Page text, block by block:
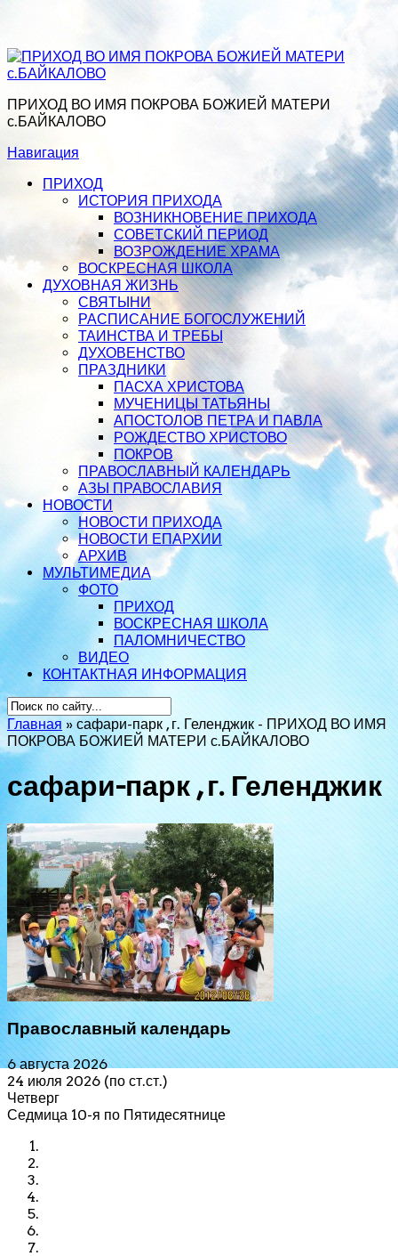
ПРИХОД ВО ИМЯ ПОКРОВА БОЖИЕЙ МАТЕРИ
с.БАЙКАЛОВО
Навигация
ПРИХОД
ИСТОРИЯ ПРИХОДА
ВОЗНИКНОВЕНИЕ ПРИХОДА
СОВЕТСКИЙ ПЕРИОД
ВОЗРОЖДЕНИЕ ХРАМА
ВОСКРЕСНАЯ ШКОЛА
ДУХОВНАЯ ЖИЗНЬ
СВЯТЫНИ
РАСПИСАНИЕ БОГОСЛУЖЕНИЙ
ТАИНСТВА И ТРЕБЫ
ДУХОВЕНСТВО
ПРАЗДНИКИ
ПАСХА ХРИСТОВА
МУЧЕНИЦЫ ТАТЬЯНЫ
АПОСТОЛОВ ПЕТРА И ПАВЛА
РОЖДЕСТВО ХРИСТОВО
ПОКРОВ
ПРАВОСЛАВНЫЙ КАЛЕНДАРЬ
АЗЫ ПРАВОСЛАВИЯ
НОВОСТИ
НОВОСТИ ПРИХОДА
НОВОСТИ ЕПАРХИИ
АРХИВ
МУЛЬТИМЕДИА
ФОТО
ПРИХОД
ВОСКРЕСНАЯ ШКОЛА
ПАЛОМНИЧЕСТВО
ВИДЕО
КОНТАКТНАЯ ИНФОРМАЦИЯ
Главная »сафари-парк , г. Геленджик - ПРИХОД ВО ИМЯ
ПОКРОВА БОЖИЕЙ МАТЕРИ с.БАЙКАЛОВО
сафари-парк , г. Геленджик
Православный календарь
6 августа 2026
24 июля 2026 (по ст.ст.)
Четверг
Седмица 10-я по Пятидесятнице